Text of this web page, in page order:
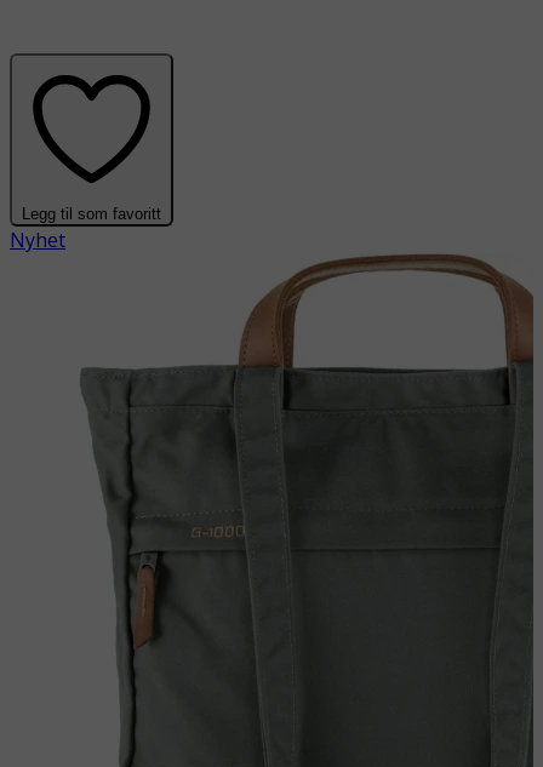
Legg til som favoritt
Nyhet